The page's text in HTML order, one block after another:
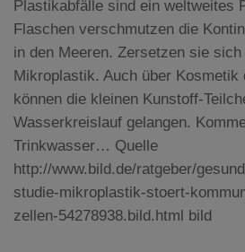
Plastikabfälle sind ein weltweites
Flaschen verschmutzen die
in den Meeren. Zersetzen sie
Mikroplastik. Auch über Kosmetik
können die kleinen Kunstoff-
Wasserkreislauf gelangen.
Trinkwasser… Quelle
http://www.bild.de/ratgeber/
studie-mikroplastik-stoert-
zellen-54278938.bild.html bild